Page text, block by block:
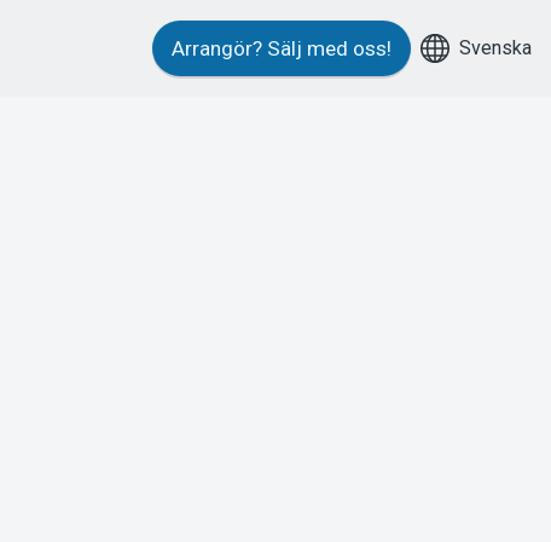
Arrangör? Sälj med oss! Svenska